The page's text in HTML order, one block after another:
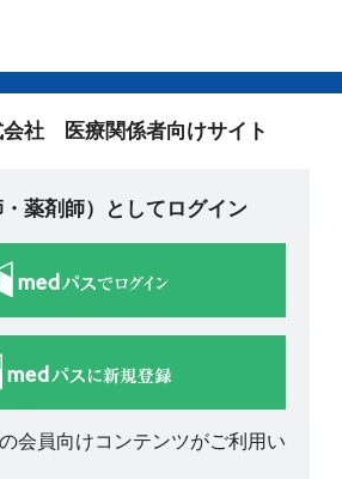
会社 医療関係者向けサイト
薬剤師）としてログイン
会員向けコンテンツがご利用い